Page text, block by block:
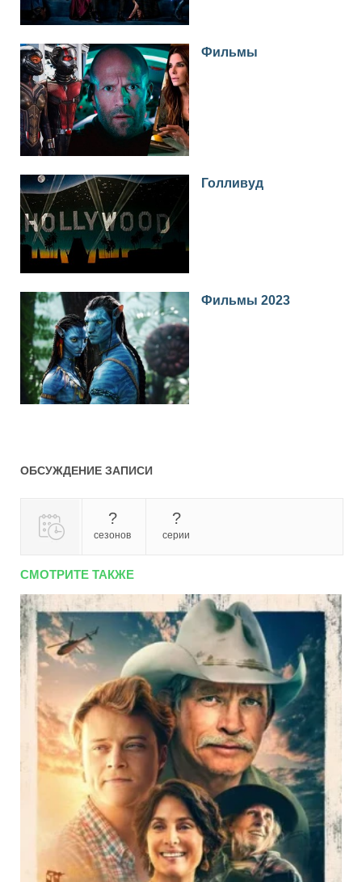
Фильмы
Голливуд
Фильмы 2023
ОБСУЖДЕНИЕ ЗАПИСИ
?
сезонов
?
серии
СМОТРИТЕ ТАКЖЕ